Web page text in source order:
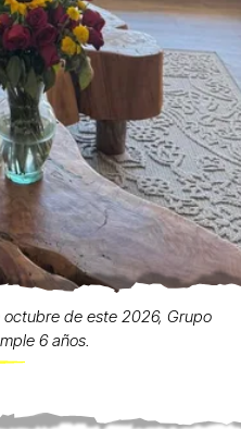
de este 2026, Grupo
6 años.